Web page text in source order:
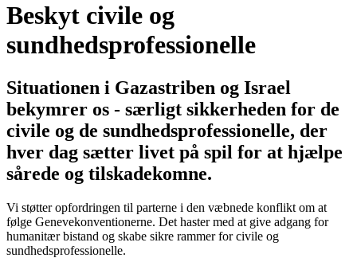
Beskyt civile og
sundhedsprofessionelle
Situationen i Gazastriben og Israel
bekymrer os - særligt sikkerheden for de
civile og de sundhedsprofessionelle, der
hver dag sætter livet på spil for at hjælpe
sårede og tilskadekomne.
Vi støtter opfordringen til parterne i den væbnede konflikt om at
følge Genevekonventionerne. Det haster med at give adgang for
humanitær bistand og skabe sikre rammer for civile og
sundhedsprofessionelle.